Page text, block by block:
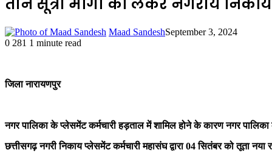
तीन सूत्री मांगों को लेकर नगरीय
Maad SandeshSeptember 3, 2024
0 281 1 minute read
जिला नारायणपुर
नगर पालिका के प्लेसमेंट कर्मचारी हड़ताल में शामिल होने के कारण नगर पालिका
छत्तीसगढ़ नगरी निकाय प्लेसमेंट कर्मचारी महासंघ द्वारा 04 सितंबर को तूता